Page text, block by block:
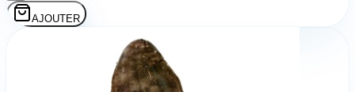
AJOUTER